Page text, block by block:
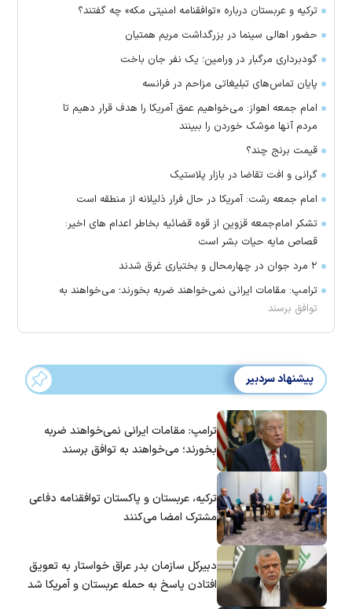
ترکیه و عربستان درباره «توافقنامه امنیتی مکه» چه گفتند؟
حضور اهالی سینما در بزرگداشت مریم همتیان
گودبرداری مرگبار در ورامین؛ یک نفر جان باخت
پایان تماس‌های تبلیغاتی مزاحم در فرانسه
امام جمعه اهواز: می‌خواهیم عمق آمریکا را هدف قرار دهیم تا
مردم آنها موشک خوردن را ببینند
قیمت برنج چند؟
گرانی و افت تقاضا در بازار پلاستیک
امام جمعه رشت: آمریکا در حال فرار ذلیلانه از منطقه است
تشکر امام‌جمعه قزوین از قوه قضائیه بخاطر اعدام های اخیر:
قصاص مایه حیات بشر است
۲ مرد جوان در چهارمحال و بختیاری غرق شدند
ترامپ: مقامات ایرانی نمی‌خواهند ضربه بخورند؛ می‌خواهند به
توافق برسند
پیشنهاد سردبیر
ترامپ: مقامات ایرانی نمی‌خواهند ضربه
بخورند؛ می‌خواهند به توافق برسند
ترکیه، عربستان و پاکستان توافقنامه دفاعی
مشترک امضا می‌کنند
دبیرکل سازمان بدر عراق خواستار به تعویق
افتادن پاسخ به حمله عربستان و آمریکا شد